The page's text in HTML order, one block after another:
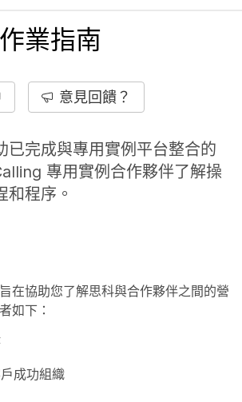
業指南
意見回饋？
已完成與專用實例平台整合的
專用實例合作夥伴了解操
和程序。
在協助您了解思科與合作夥伴之間的營
如下：
成功組織